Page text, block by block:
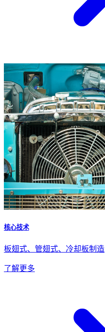
核心技术
板翅式、管翅式、冷却板制造
了解更多